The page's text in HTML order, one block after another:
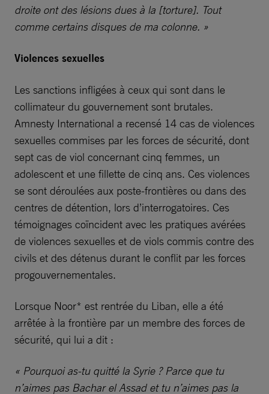
droite ont des lésions dues à la [torture]. Tout
comme certains disques de ma colonne. »
Violences sexuelles
Les sanctions infligées à ceux qui sont dans le
collimateur du gouvernement sont brutales.
Amnesty International a recensé 14 cas de violences
sexuelles commises par les forces de sécurité, dont
sept cas de viol concernant cinq femmes, un
adolescent et une fillette de cinq ans. Ces violences
se sont déroulées aux poste-frontières ou dans des
centres de détention, lors d’interrogatoires. Ces
témoignages coïncident avec les pratiques avérées
de violences sexuelles et de viols commis contre des
civils et des détenus durant le conflit par les forces
progouvernementales.
Lorsque Noor* est rentrée du Liban, elle a été
arrêtée à la frontière par un membre des forces de
sécurité, qui lui a dit :
« Pourquoi as-tu quitté la Syrie ? Parce que tu
n’aimes pas Bachar el Assad et tu n’aimes pas la